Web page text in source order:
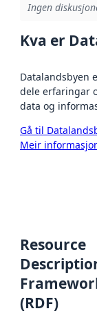
Ingen
Kva er
Datalandsbyen
dele erfaringar
data og
Gå til
Meir
Resource
(RDF)